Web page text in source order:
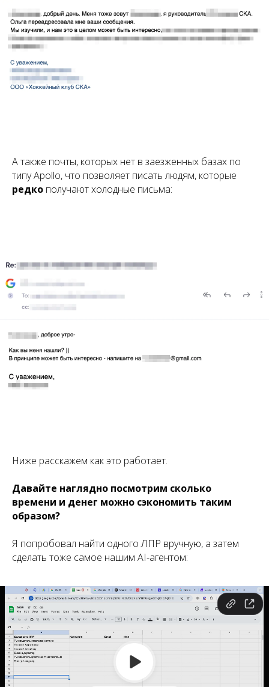
А также почты, которых нет в заезженных базах по
типу Apollo, что позволяет писать людям, которые
редко получают холодные письма:
Ниже расскажем как это работает.
Давайте наглядно посмотрим сколько
времени и денег можно сэкономить таким
образом?
Я попробовал найти одного ЛПР вручную, а затем
сделать тоже самое нашим AI-агентом: